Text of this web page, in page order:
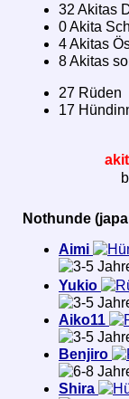
32 Akitas
0 Akita
4 Akitas
8 Akitas
27 Rüden
17
Nothunde
Aimi
Yukio
Aiko11
Benjiro
Shira